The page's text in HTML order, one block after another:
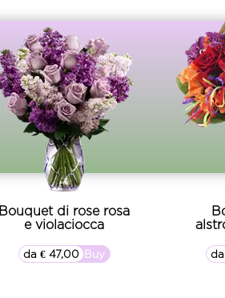
Bouquet di rose rosa
e violaciocca
▷▷ Buy
da € 47,00